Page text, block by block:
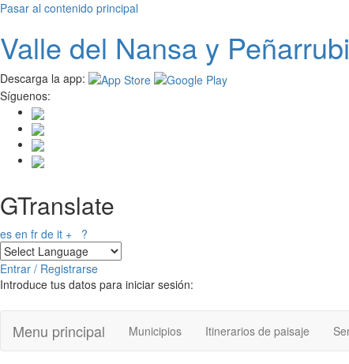
Pasar al contenido principal
Valle del Nansay
Descarga la app:
Síguenos:
GTranslate
es en fr de it + ?
Entrar / Registrarse
Introduce tus datos para iniciar sesión:
Menu principal Municipios Itinerarios de paisaje